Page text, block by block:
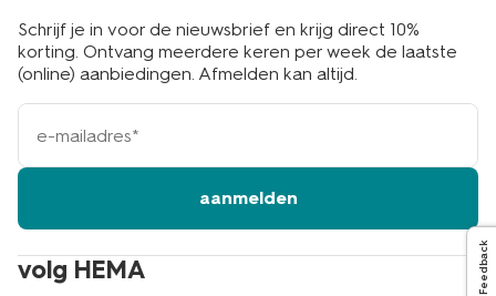
volg HEMA
Schrijf je in voor de nieuwsbrief en krijg direct 10%
korting. Ontvang meerdere keren per week de laatste
(online) aanbiedingen. Afmelden kan altijd.
e-
mailadres
aanmelden
Feedback